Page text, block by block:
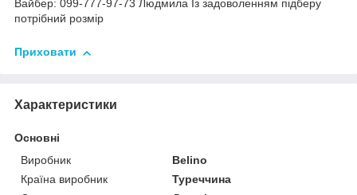
Вайбер: 099-777-97-73 Людмила Із задоволенням підберу
потрібний розмір
Приховати
Характеристики
Основні
Виробник
Belino
Країна виробник
Туреччина